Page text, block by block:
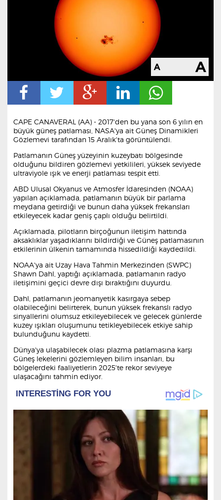
CAPE CANAVERAL (AA) - 2017'den bu yana son 6 yılın en
büyük güneş patlaması, NASA'ya ait Güneş Dinamikleri
Gözlemevi tarafından 15 Aralık'ta görüntülendi.
Patlamanın Güneş yüzeyinin kuzeybatı bölgesinde
olduğunu bildiren gözlemevi yetkilileri, yüksek seviyede
ultraviyole ışık ve enerji patlaması tespit etti.
ABD Ulusal Okyanus ve Atmosfer İdaresinden (NOAA)
yapılan açıklamada, patlamanın büyük bir parlama
meydana getirdiği ve bunun daha yüksek frekansları
etkileyecek kadar geniş çaplı olduğu belirtildi.
Açıklamada, pilotların birçoğunun iletişim hattında
aksaklıklar yaşadıklarını bildirdiği ve Güneş patlamasının
etkilerinin ülkenin tamamında hissedildiği kaydedildi.
NOAA'ya ait Uzay Hava Tahmin Merkezinden (SWPC)
Shawn Dahl, yaptığı açıklamada, patlamanın radyo
iletişimini geçici devre dışı bıraktığını duyurdu.
Dahl, patlamanın jeomanyetik kasırgaya sebep
olabileceğini belirterek, bunun yüksek frekanslı radyo
sinyallerini olumsuz etkileyebilecek ve gelecek günlerde
kuzey ışıkları oluşumunu tetikleyebilecek etkiye sahip
bulunduğunu kaydetti.
Dünya'ya ulaşabilecek olası plazma patlamasına karşı
Güneş lekelerini gözlemleyen bilim insanları, bu
bölgelerdeki faaliyetlerin 2025'te rekor seviyeye
ulaşacağını tahmin ediyor.